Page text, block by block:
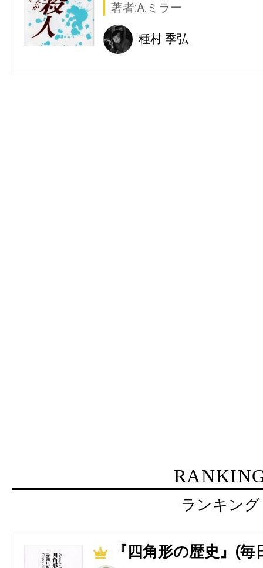
著者:A.ミラー
種村 季弘
ランキング
1 『四角形の歴史』(毎